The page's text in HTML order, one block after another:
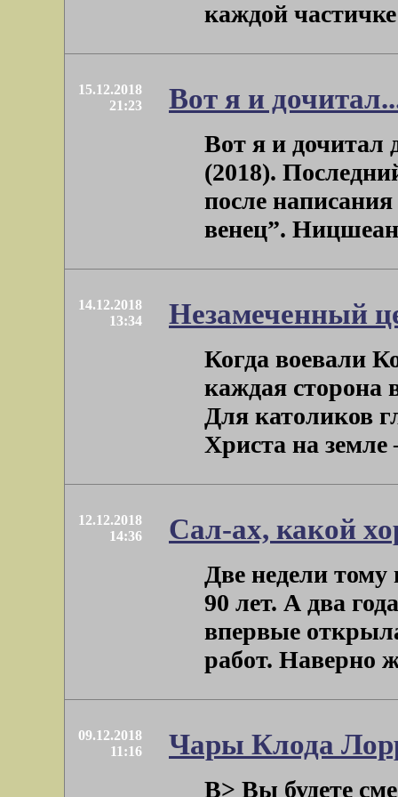
каждой частичке
15.12.2018
21:23
Вот я и
Вот я и дочитал
(2018).
после
венец”.
14.12.2018
13:34
Незамеченный
Когда воевали
каждая сторона
Для католиков
Христа на земле
12.12.2018
14:36
Сал-ах, какой
Две недели тому
90 лет. А два
впервые
работ. Наверно
09.12.2018
11:16
Чары Клода
B> Вы будете